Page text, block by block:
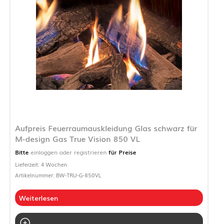
Aufpreis Feuerraumauskleidung Glas schwarz für
M-design Gas True Vision 850 VL
Bitte einloggen oder registrieren für Preise
Lieferzeit: 4 Wochen
Artikelnummer: BW-TRU-G-850VL
Weiterlesen